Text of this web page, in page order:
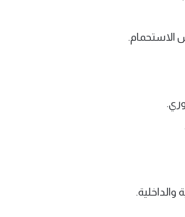
والداخلية.